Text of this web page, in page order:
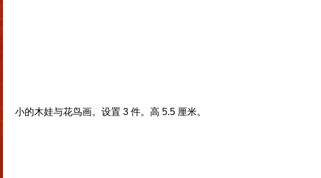
小的木娃与花鸟画。设置 3 件。高 5.5 厘米。